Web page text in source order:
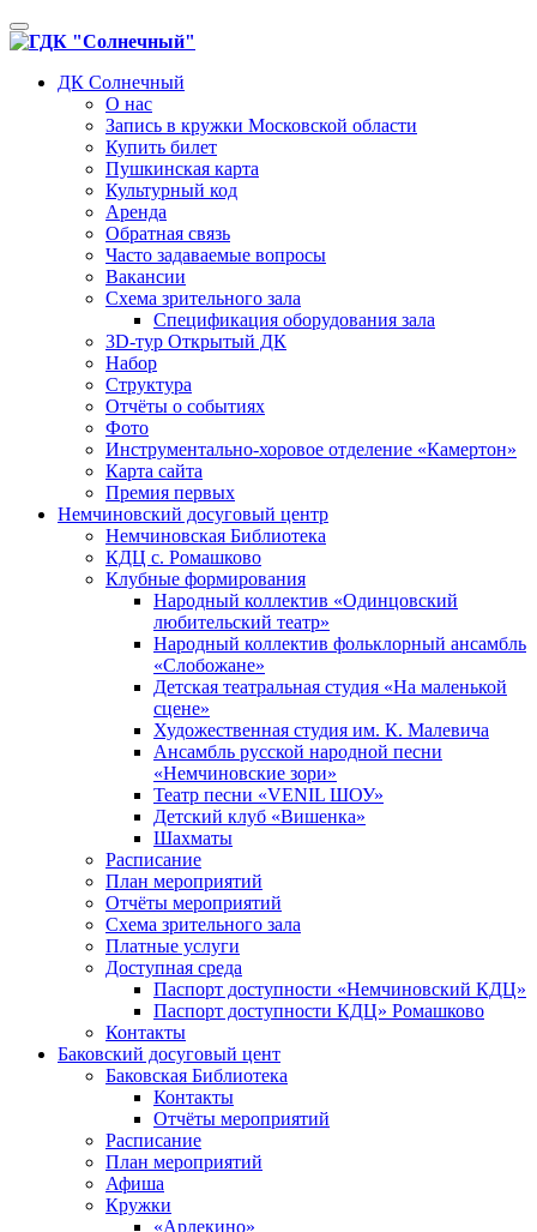
Toggle
navigation
ДК Солнечный
О нас
Запись в кружки Московской области
Купить билет
Пушкинская карта
Культурный код
Аренда
Обратная связь
Часто задаваемые вопросы
Вакансии
Схема зрительного зала
Спецификация оборудования зала
3D-тур Открытый ДК
Набор
Структура
Отчёты о событиях
Фото
Инструментально-хоровое отделение «Камертон»
Карта сайта
Премия первых
Немчиновский досуговый центр
Немчиновская Библиотека
КДЦ с. Ромашково
Клубные формирования
Народный коллектив «Одинцовский
любительский театр»
Народный коллектив фольклорный ансамбль
«Слобожане»
Детская театральная студия «На маленькой
сцене»
Художественная студия им. К. Малевича
Ансамбль русской народной песни
«Немчиновские зори»
Театр песни «VENIL ШОУ»
Детский клуб «Вишенка»
Шахматы
Расписание
План мероприятий
Отчёты мероприятий
Схема зрительного зала
Платные услуги
Доступная среда
Паспорт доступности «Немчиновский КДЦ»
Паспорт доступности КДЦ» Ромашково
Контакты
Баковский досуговый цент
Баковская Библиотека
Контакты
Отчёты мероприятий
Расписание
План мероприятий
Афиша
Кружки
«Арлекино»